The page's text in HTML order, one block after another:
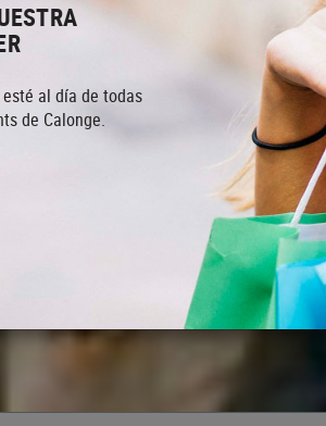
al día de todas
de Calonge.